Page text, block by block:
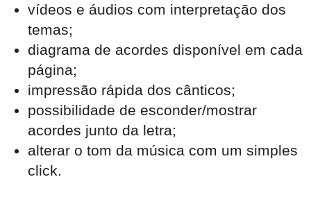
vídeos e áudios com interpretação dos
temas;
diagrama de acordes disponível em cada
página;
impressão rápida dos cânticos;
possibilidade de esconder/mostrar
acordes junto da letra;
alterar o tom da música com um simples
click.